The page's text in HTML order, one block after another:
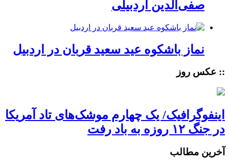
صفی‌الدین اردبیلی
نماز باشکوه عید سعید قربان در اردبیل
:: عکس روز
اینفوگرافیک/ یک چهارم موشک‌های تاد آمریکا
در جنگ ۱۲ روزه به باد رفت
آخرین مطالب